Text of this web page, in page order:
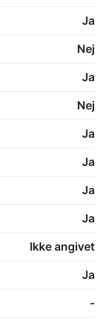
Ja
Nej
Ja
Nej
Ja
Ja
Ja
Ja
Ikke angivet
Ja
-